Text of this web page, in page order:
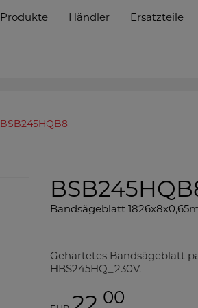
Produkte Händler Ersatzteile
BSB245HQB8
Bandsägeblatt
Gehärtetes Bandsägeblatt
HBS245HQ_230V.
00